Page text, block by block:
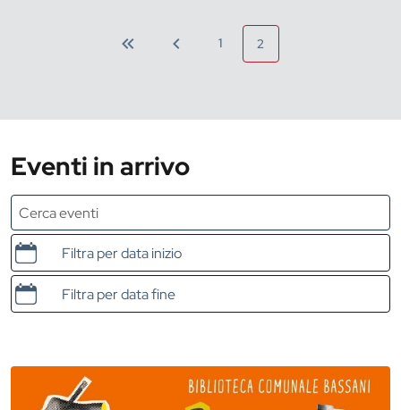
1 2
Eventi in arrivo
Data e ora di inizio
Data e ora di fine